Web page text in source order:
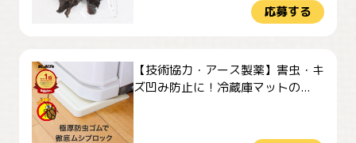
応募する
【技術協力・アース製薬】害虫・キ
ズ凹み防止に！冷蔵庫マットの...